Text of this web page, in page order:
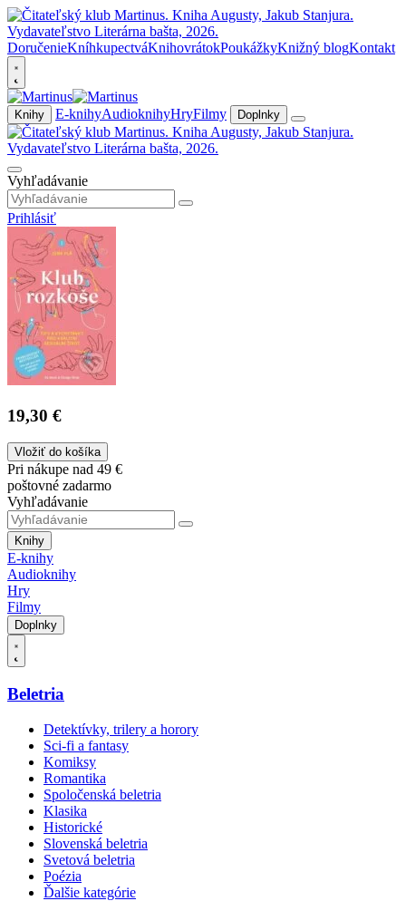
DoručenieKníhkupectváKnihovrátokPoukážkyKnižný blogKontakt
Knihy E-knihyAudioknihyHryFilmy Doplnky
Vyhľadávanie
Prihlásiť
19,30 €
Vložiť do košíka
Pri nákupe nad 49 €
poštovné zadarmo
Vyhľadávanie
Knihy
E-knihy
Audioknihy
Hry
Filmy
Doplnky
Beletria
Detektívky, trilery a horory
Sci-fi a fantasy
Komiksy
Romantika
Spoločenská beletria
Klasika
Historické
Slovenská beletria
Svetová beletria
Poézia
Ďalšie kategórie